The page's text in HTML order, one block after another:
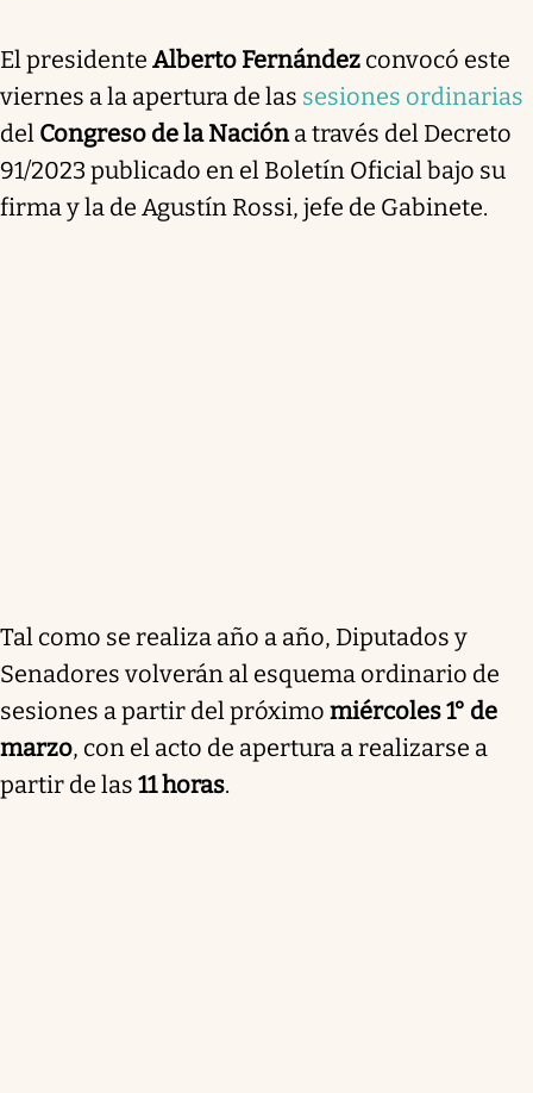
El presidente Alberto Fernández convocó este
viernes a la apertura de las sesiones ordinarias
del Congreso de la Nacióna través del Decreto
91/2023 publicado en el Boletín Oficial bajo su
firma y la de Agustín Rossi, jefe de Gabinete.
Tal como se realiza año a año, Diputados y
Senadores volverán al esquema ordinario de
sesiones a partir del próximo miércoles 1° de
marzo, con el acto de apertura a realizarse a
partir de las 11 horas.